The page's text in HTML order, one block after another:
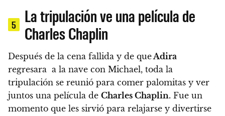
5
La tripulación ve una película de
Charles Chaplin
Después de la cena fallida y de queAdira
regresara a la nave con Michael, toda la
tripulación se reunió para comer palomitas y ver
juntos una película de Charles Chaplin. Fue un
momento que les sirvió para relajarse y divertirse